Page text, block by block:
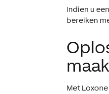
Indien u
bereiken
Met